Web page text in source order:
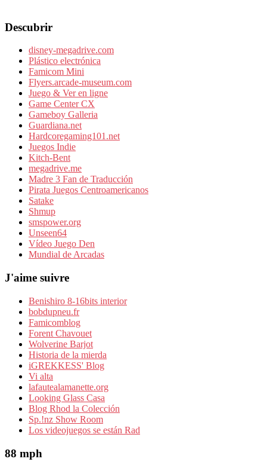
Descubrir
disney-megadrive.com
Plástico electrónica
Famicom Mini
Flyers.arcade-museum.com
Juego & Ver en ligne
Game Center CX
Gameboy Galleria
Guardiana.net
Hardcoregaming101.net
Juegos Indie
Kitch-Bent
megadrive.me
Madre 3 Fan de Traducción
Pirata Juegos Centroamericanos
Satake
Shmup
smspower.org
Unseen64
Vídeo Juego Den
Mundial de Arcadas
J'aime suivre
Benishiro 8-16bits interior
bobdupneu.fr
Famicomblog
Forent Chavouet
Wolverine Barjot
Historia de la mierda
iGREKKESS' Blog
Vi alta
lafautealamanette.org
Looking Glass Casa
Blog Rhod la Colección
Sp.!nz Show Room
Los videojuegos se están Rad
88 mph